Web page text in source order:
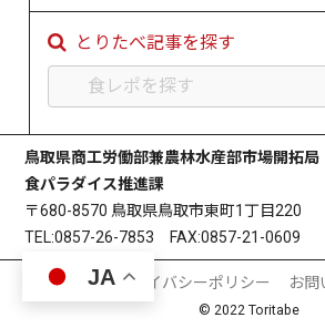
とりたべ記事を探す
鳥取県商工労働部兼農林水産部市場開拓局
食パラダイス推進課
〒680-8570 鳥取県鳥取市東町1丁目220
TEL:0857-26-7853 FAX:0857-21-0609
プライバシーポリシー お問
© 2022 Toritabe
JA